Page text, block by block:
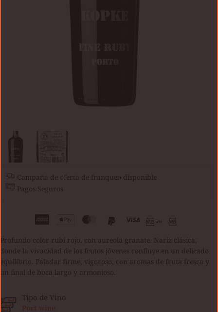
Campaña de oferta de franqueo disponible
Pagos Seguros
Profundo color rubí rojo, con aureola granate. Nariz clásica,
donde la vivacidad de los frutos jóvenes confluye en un delicado
equilibrio. Paladar firme, vigoroso, con aromas de fruta fresca y
un final de boca largo y armonioso.
Tipo de Vino